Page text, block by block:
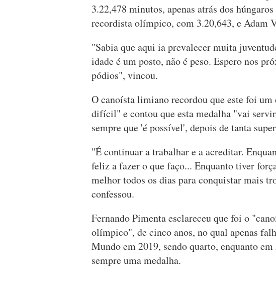
3.22,478 minutos, apenas atrás dos
recordista olímpico, com 3.20,643, e Adam
"Sabia que aqui ia prevalecer muita
idade é um posto, não é peso. Espero nos
pódios", vincou.
O canoísta limiano recordou que este foi
difícil" e contou que esta medalha "vai
sempre que 'é possível', depois de tanta
"É continuar a trabalhar e a acreditar.
feliz a fazer o que faço... Enquanto tiver
melhor todos os dias para conquistar mais
confessou.
Fernando Pimenta esclareceu que foi o
olímpico", de cinco anos, no qual apenas
Mundo em 2019, sendo quarto, enquanto
sempre uma medalha.